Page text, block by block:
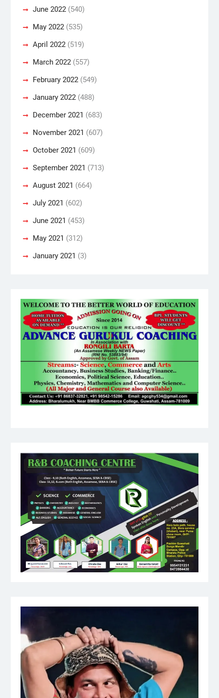
June 2022(540)
May 2022(535)
April 2022(519)
March 2022(557)
February 2022(549)
January 2022(488)
December 2021 (683)
November 2021 (607)
October 2021 (609)
September 2021 (713)
August 2021 (664)
July 2021 (602)
June 2021 (453)
May 2021 (312)
January 2021 (3)